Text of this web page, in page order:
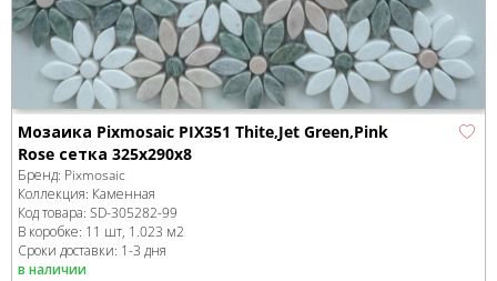
Мозаика Pixmosaic PIX351 Thite,Jet Green,Pink
Rose сетка 325х290x8
Бренд: Pixmosaic
Коллекция: Каменная
Код товара: SD-305282-99
В коробке: 11 шт, 1.023 м2
Сроки доставки: 1-3 дня
в наличии